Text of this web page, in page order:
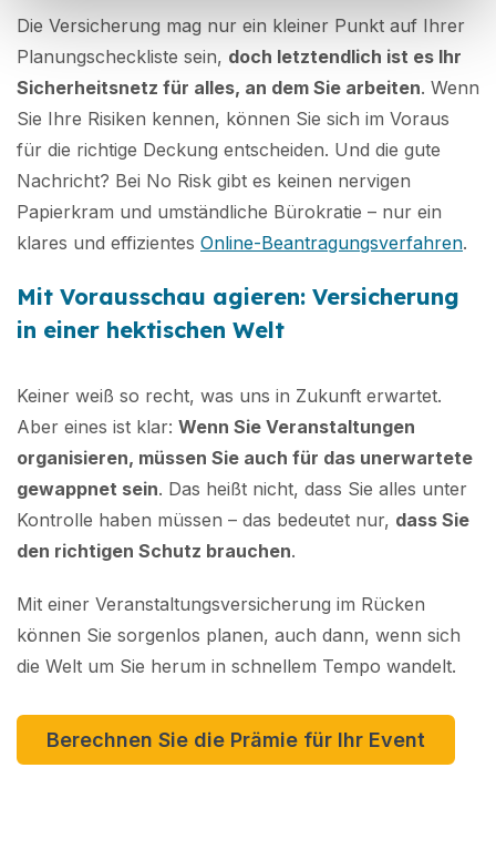
Die Versicherung mag nur ein kleiner Punkt auf Ihrer
Planungscheckliste sein, doch letztendlich ist es Ihr
Sicherheitsnetz für alles, an dem Sie arbeiten. Wenn
Sie Ihre Risiken kennen, können Sie sich im Voraus
für die richtige Deckung entscheiden. Und die gute
Nachricht? Bei No Risk gibt es keinen nervigen
Papierkram und umständliche Bürokratie – nur ein
klares und effizientes Online-Beantragungsverfahren.
Mit Vorausschau agieren: Versicherung
in einer hektischen Welt
Keiner weiß so recht, was uns in Zukunft erwartet.
Aber eines ist klar: Wenn Sie Veranstaltungen
organisieren, müssen Sie auch für das unerwartete
gewappnet sein. Das heißt nicht, dass Sie alles unter
Kontrolle haben müssen – das bedeutet nur, dass Sie
den richtigen Schutz brauchen.
Mit einer Veranstaltungsversicherung im Rücken
können Sie sorgenlos planen, auch dann, wenn sich
die Welt um Sie herum in schnellem Tempo wandelt.
Berechnen Sie die Prämie für Ihr Event